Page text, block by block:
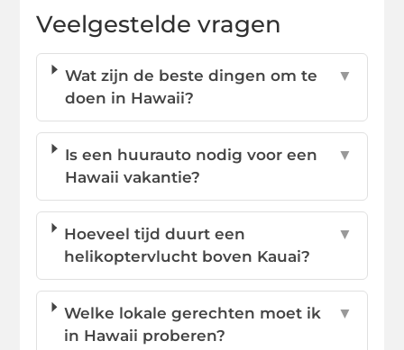
Veelgestelde vragen
Wat zijn de beste dingen om te
doen in Hawaii?
▼
Is een huurauto nodig voor een
Hawaii vakantie?
▼
Hoeveel tijd duurt een
helikoptervlucht boven Kauai?
▼
Welke lokale gerechten moet ik
in Hawaii proberen?
▼